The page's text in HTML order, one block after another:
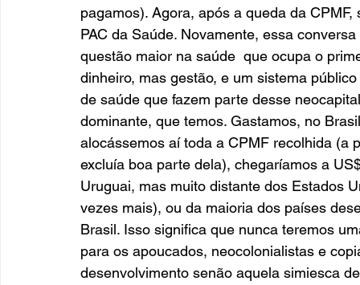
pagamos). Agora, após a queda da
PAC da Saúde. Novamente, essa
questão maior na saúde  que ocupa o
dinheiro, mas gestão, e um sistema
de saúde que fazem parte desse
dominante, que temos. Gastamos, no
alocássemos aí toda a CPMF recolhida (a
excluía boa parte dela), chegaríamos a
Uruguai, mas muito distante dos Estados
vezes mais), ou da maioria dos países
Brasil. Isso significa que nunca teremos
para os apoucados, neocolonialistas e
desenvolvimento senão aquela simiesca